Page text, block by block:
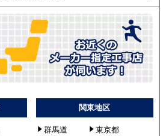
関東地区
群馬道
東京都